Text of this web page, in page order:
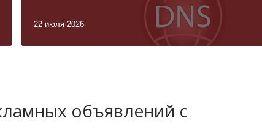
22 июля 2026
объявлений с